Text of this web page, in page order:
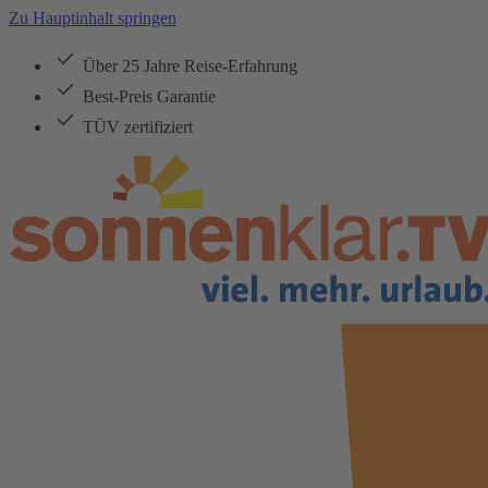
Zu Hauptinhalt springen
Über 25 Jahre Reise-Erfahrung
Best-Preis Garantie
TÜV zertifiziert